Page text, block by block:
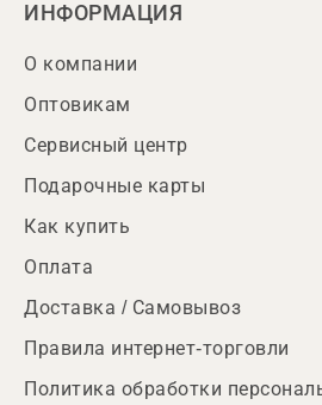
ИНФОРМАЦИЯ
О компании
Оптовикам
Сервисный центр
Подарочные карты
Как купить
Оплата
Доставка / Самовывоз
Правила интернет-торговли
Политика обработки